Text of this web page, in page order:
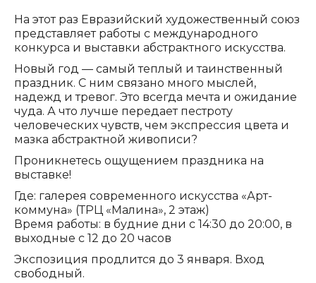
На этот раз Евразийский художественный союз
представляет работы с международного
конкурса и выставки абстрактного искусства.
Новый год — самый теплый и таинственный
праздник. С ним связано много мыслей,
надежд и тревог. Это всегда мечта и ожидание
чуда. А что лучше передает пестроту
человеческих чувств, чем экспрессия цвета и
мазка абстрактной живописи?
Проникнетесь ощущением праздника на
выставке!
Где: галерея современного искусства «Арт-
коммуна» (ТРЦ «Малина», 2 этаж)
Время работы: в будние дни с 14:30 до 20:00, в
выходные с 12 до 20 часов
Экспозиция продлится до 3 января. Вход
свободный.